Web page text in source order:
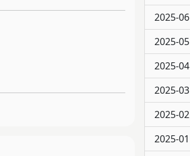
2025-06
2025-05
2025-04
2025-03
2025-02
2025-01